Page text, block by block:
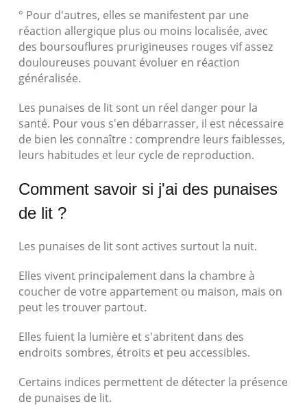
° Pour d'autres, elles se manifestent par une
réaction allergique plus ou moins localisée, avec
des boursouflures prurigineuses rouges vif assez
douloureuses pouvant évoluer en réaction
généralisée.
Les punaises de lit sont un réel danger pour la
santé. Pour vous s'en débarrasser, il est nécessaire
de bien les connaître : comprendre leurs faiblesses,
leurs habitudes et leur cycle de reproduction.
Comment savoir si j'ai des punaises
de lit ?
Les punaises de lit sont actives surtout la nuit.
Elles vivent principalement dans la chambre à
coucher de votre appartement ou maison, mais on
peut les trouver partout.
Elles fuient la lumière et s'abritent dans des
endroits sombres, étroits et peu accessibles.
Certains indices permettent de détecter la présence
de punaises de lit.